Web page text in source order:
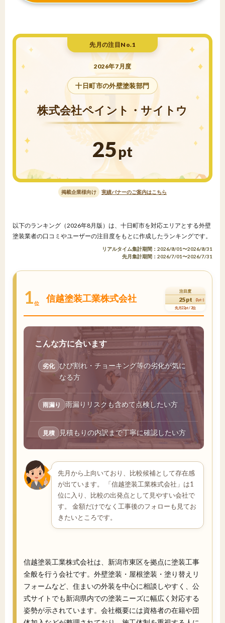
先月の注目No.1
2026年7月度
十日町市の外壁塗装部門
株式会社ペイント・サイトウ
25pt
掲載企業様向け 実績バナーのご案内はこちら
以下のランキング（2026年8月版）は、十日町市を対応エリアとする外壁
塗装業者の口コミやユーザーの注目度をもとに作成したランキングです。
リアルタイム集計期間：2026/8/01〜2026/8/31
先月集計期間：2026/7/01〜2026/7/31
1位 信越塗装工業株式会社
注目度
25pt (3pt↑)
先月22pt / 2位
こんな方に合います
劣化 ひび割れ・チョーキング等の劣化が気に
なる方
雨漏り 雨漏りリスクも含めて点検したい方
見積 見積もりの内訳まで丁寧に確認したい方
先月から上向いており、比較候補として存在感
が出ています。 「信越塗装工業株式会社」は1
位に入り、比較の出発点として見やすい会社で
す。 金額だけでなく工事後のフォローも見てお
きたいところです。
信越塗装工業株式会社は、新潟市東区を拠点に塗装工事
全般を行う会社です。外壁塗装・屋根塗装・塗り替えリ
フォームなど、住まいの外装を中心に相談しやすく、公
式サイトでも新潟県内での塗装ニーズに幅広く対応する
姿勢が示されています。会社概要には資格者の在籍や団